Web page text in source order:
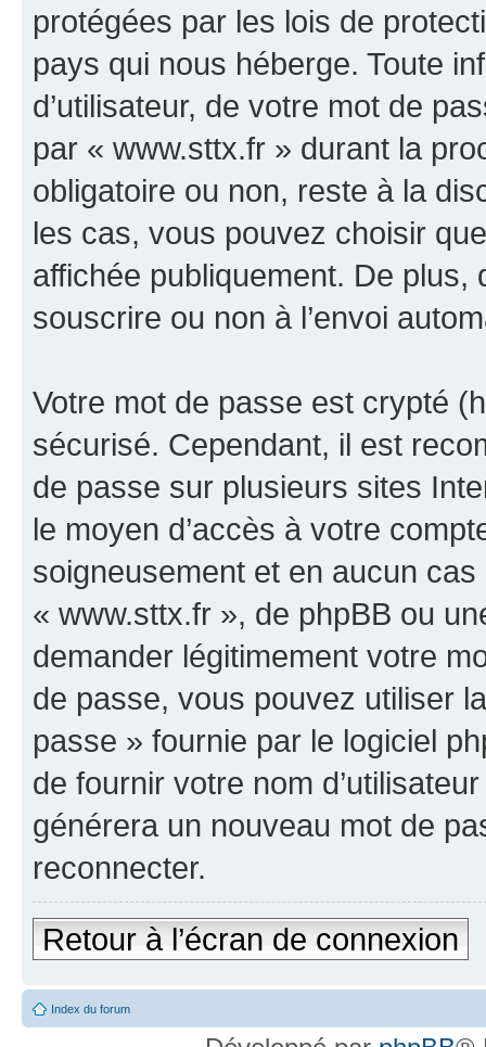
protégées par les lois de
pays qui nous héberge. Toute
d’utilisateur, de votre mot de
par « www.sttx.fr » durant la
obligatoire ou non, reste à la
les cas, vous pouvez choisir
affichée publiquement. De
souscrire ou non à l’envoi
Votre mot de passe est crypté
sécurisé. Cependant, il est
de passe sur plusieurs sites
le moyen d’accès à votre
soigneusement et en aucun
« www.sttx.fr », de phpBB ou
demander légitimement votre
de passe, vous pouvez utiliser
passe » fournie par le logiciel
de fournir votre nom
générera un nouveau mot de
reconnecter.
Retour à l’écran de connexion
Index du forum